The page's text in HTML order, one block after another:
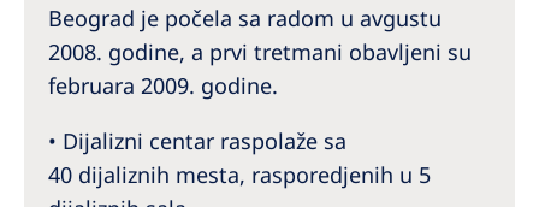
Philippines
North America
United States of America
Beograd je počela sa radom u avgustu
2008. godine, a prvi tretmani obavljeni su
februara 2009. godine.
• Dijalizni centar raspolaže sa
40 dijaliznih mesta, rasporedjenih u 5